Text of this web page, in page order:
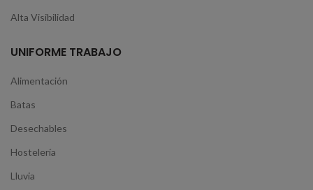
Alta Visibilidad
UNIFORME TRABAJO
Alimentación
Batas
Desechables
Hostelería
Lluvia